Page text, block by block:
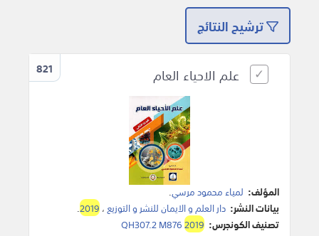
ترشيح النتائج
821 علم الاحياء العام
المؤلف: لمياء محمود مرسي.
بيانات النشر: دار العلم و الايمان للنشر و التوزيع،2019
.
تصنيف الكونجرس:
QH307.2 M8762019